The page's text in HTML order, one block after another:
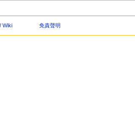
Wiki 免責聲明